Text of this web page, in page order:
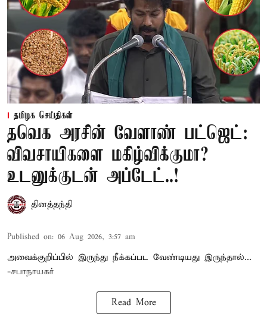
தமிழக செய்திகள்
தவெக அரசின் வேளாண் பட்ஜெட்:
விவசாயிகளை மகிழ்விக்குமா?
உடனுக்குடன் அப்டேட்..!
தினத்தந்தி
Published on: 06 Aug 2026, 3:57 am
அவைக்குறிப்பில் இருந்து நீக்கப்பட வேண்டியது இருந்தால்...
-சபாநாயகர்
Read More